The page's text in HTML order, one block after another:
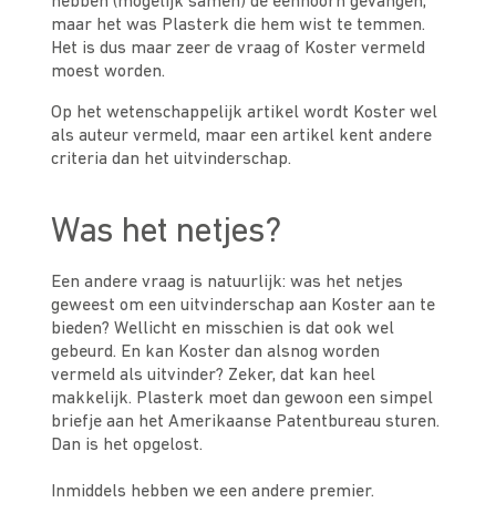
maar het was Plasterk die hem wist te temmen.
Het is dus maar zeer de vraag of Koster vermeld
moest worden.
Op het wetenschappelijk artikel wordt Koster wel
als auteur vermeld, maar een artikel kent andere
criteria dan het uitvinderschap.
Was het netjes?
Een andere vraag is natuurlijk: was het netjes
geweest om een uitvinderschap aan Koster aan te
bieden? Wellicht en misschien is dat ook wel
gebeurd. En kan Koster dan alsnog worden
vermeld als uitvinder? Zeker, dat kan heel
makkelijk. Plasterk moet dan gewoon een simpel
briefje aan het Amerikaanse Patentbureau sturen.
Dan is het opgelost.
Inmiddels hebben we een andere premier.